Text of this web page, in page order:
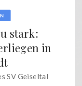
stark:
in
SV Geiseltal